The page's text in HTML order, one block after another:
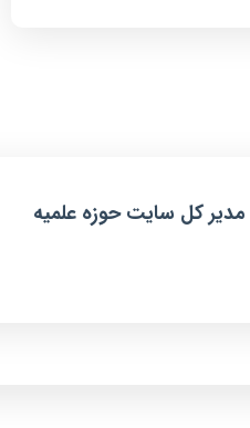
مدیر کل سایت حوزه علمیه